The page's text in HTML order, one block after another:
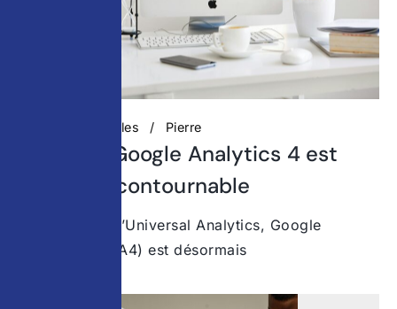
Actualités digitales Pierre
Pourquoi Google Analytics 4 est
devenu incontournable
Depuis la fin d’Universal Analytics, Google
Analytics 4 (GA4) est désormais